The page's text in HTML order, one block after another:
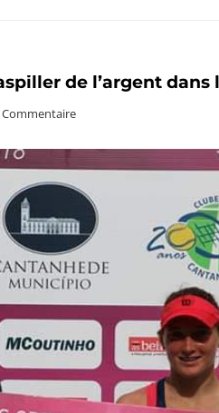
de l’argent dans
Commentaire